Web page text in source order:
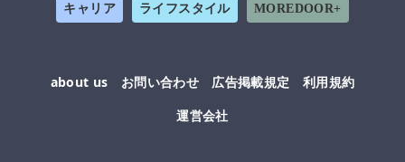
キャリア ライフスタイル MOREDOOR+
about us お問い合わせ 広告掲載規定
利用規約
運営会社